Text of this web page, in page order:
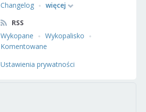
Changelog
więcej
RSS
Wykopane
Wykopalisko
Komentowane
Ustawienia prywatności